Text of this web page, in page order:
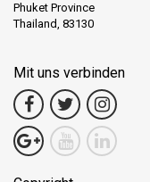
Phuket Province
Thailand, 83130
Mit uns verbinden